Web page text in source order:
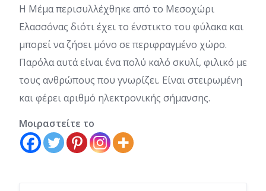
Η Μέμα περισυλλέχθηκε από το Μεσοχώρι
Ελασσόνας διότι έχει το ένστικτο του φύλακα και
μπορεί να ζήσει μόνο σε περιφραγμένο χώρο.
Παρόλα αυτά είναι ένα πολύ καλό σκυλί, φιλικό με
τους ανθρώπους που γνωρίζει. Είναι στειρωμένη
και φέρει αριθμό ηλεκτρονικής σήμανσης.
Μοιραστείτε το